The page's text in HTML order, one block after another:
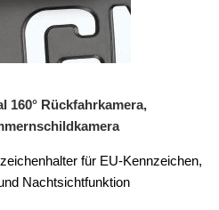
160° Rückfahrkamera,
für EU-Kennzeichen,
Nachtsichtfunktion